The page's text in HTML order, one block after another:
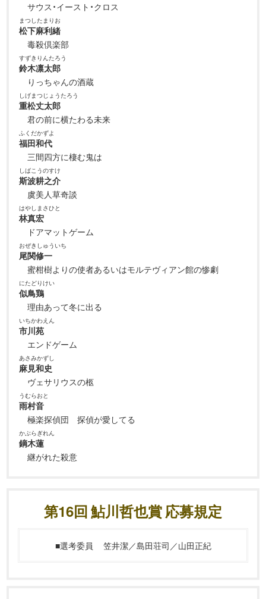
サウス・イースト・クロス
松下麻利緒
まつしたまりお
毒殺倶楽部
鈴木凛太郎
すずきりんたろう
りっちゃんの酒蔵
重松丈太郎
しげまつじょうたろう
君の前に横たわる未来
福田和代
ふくだかずよ
三間四方に棲む鬼は
斯波耕之介
しばこうのすけ
虞美人草奇談
林真宏
はやしまさひと
ドアマットゲーム
尾関修一
おぜきしゅういち
蜜柑樹よりの使者あるいはモルテヴィアン館の惨劇
似鳥鶏
にたどりけい
理由あって冬に出る
市川苑
いちかわえん
エンドゲーム
麻見和史
あさみかずし
ヴェサリウスの柩
雨村音
うむらおと
極楽探偵団 探偵が愛してる
鏑木蓮
かぶらぎれん
継がれた殺意
第16回 鮎川哲也賞 応募規定
■選考委員 笠井潔／島田荘司／山田正紀